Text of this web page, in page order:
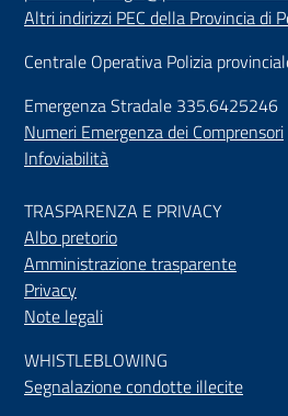
Altri indirizzi PEC della Provincia di
Centrale Operativa Polizia
Emergenza Stradale 335.6425246
Numeri Emergenza dei Comprensori
Infoviabilità
TRASPARENZA E PRIVACY
Albo pretorio
Amministrazione trasparente
Privacy
Note legali
WHISTLEBLOWING
Segnalazione condotte illecite